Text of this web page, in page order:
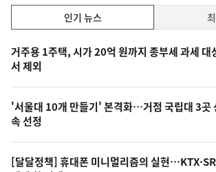
기,
최
신,
오
늘
의
영
인기 뉴스
인
기
뉴
스
거주용 1주택, 시가 20억 원까지 종부세 과세 대
서 제외
'서울대 10개 만들기' 본격화…거점 국립대 3곳
속 선정
[달달정책] 휴대폰 미니멀리즘의 실현